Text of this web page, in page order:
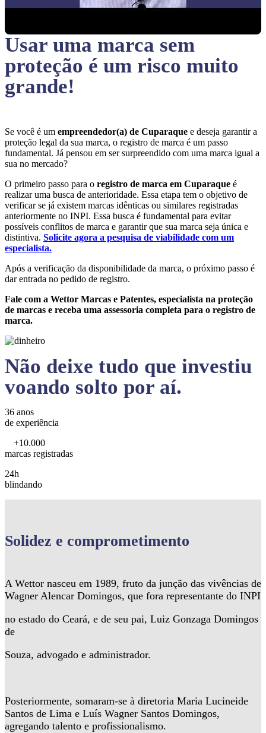
Usar uma marca sem
proteção é um risco muito
grande!
Se você é um empreendedor(a) de Cuparaque e deseja garantir a
proteção legal da sua marca, o registro de marca é um passo
fundamental. Já pensou em ser surpreendido com uma marca igual a
sua no mercado?
O primeiro passo para o registro de marca em Cuparaque é
realizar uma busca de anterioridade. Essa etapa tem o objetivo de
verificar se já existem marcas idênticas ou similares registradas
anteriormente no INPI. Essa busca é fundamental para evitar
possíveis conflitos de marca e garantir que sua marca seja única e
distintiva. Solicite agora a pesquisa de viabilidade com um
especialista.
Após a verificação da disponibilidade da marca, o próximo passo é
dar entrada no pedido de registro.
Fale com a Wettor Marcas e Patentes, especialista na proteção
de marcas e receba uma assessoria completa para o registro de
marca.
Não deixe tudo que investiu
voando solto por aí.
36 anos
de experiência
+10.000
marcas registradas
24h
blindando
Solidez e comprometimento
A Wettor nasceu em 1989, fruto da junção das vivências de
Wagner Alencar Domingos, que fora representante do INPI
no estado do Ceará, e de seu pai, Luiz Gonzaga Domingos
de
Souza, advogado e administrador.
Posteriormente, somaram-se à diretoria Maria Lucineide
Santos de Lima e Luís Wagner Santos Domingos,
agregando talento e profissionalismo.